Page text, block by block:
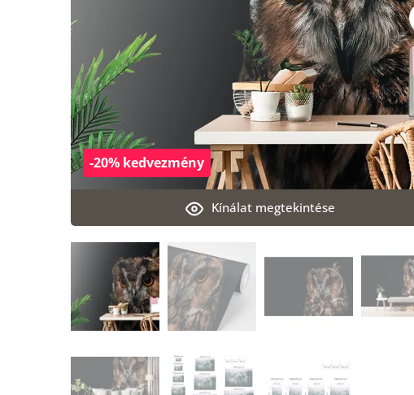
Kínálat megtekintése
-20% kedvezmény